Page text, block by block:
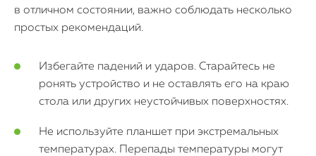
в отличном состоянии, важно соблюдать несколько
простых рекомендаций.
Избегайте падений и ударов. Старайтесь не
ронять устройство и не оставлять его на краю
стола или других неустойчивых поверхностях.
Не используйте планшет при экстремальных
температурах. Перепады температуры могут